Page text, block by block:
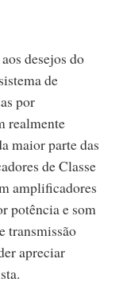
desejos do
de
por
realmente
maior parte das
de Classe
amplificadores
potência e som
transmissão
apreciar